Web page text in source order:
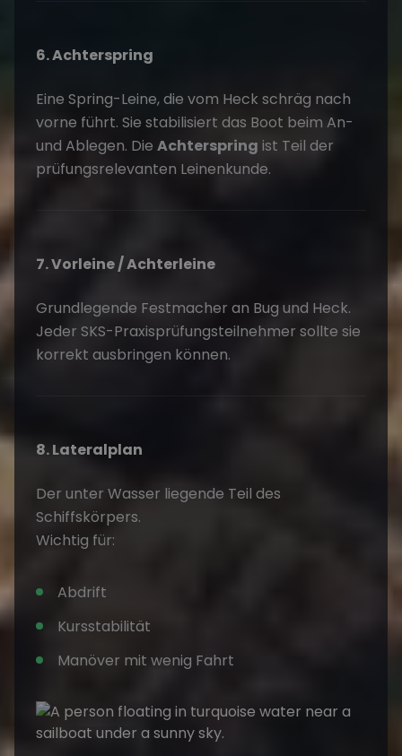
6. Achterspring
Eine Spring-Leine, die vom Heck schräg nach
vorne führt. Sie stabilisiert das Boot beim An-
und Ablegen. Die Achterspring ist Teil der
prüfungsrelevanten Leinenkunde.
7. Vorleine / Achterleine
Grundlegende Festmacher an Bug und Heck.
Jeder SKS-Praxisprüfungsteilnehmer sollte sie
korrekt ausbringen können.
8. Lateralplan
Der unter Wasser liegende Teil des
Schiffskörpers.
Wichtig für:
Abdrift
Kursstabilität
Manöver mit wenig Fahrt